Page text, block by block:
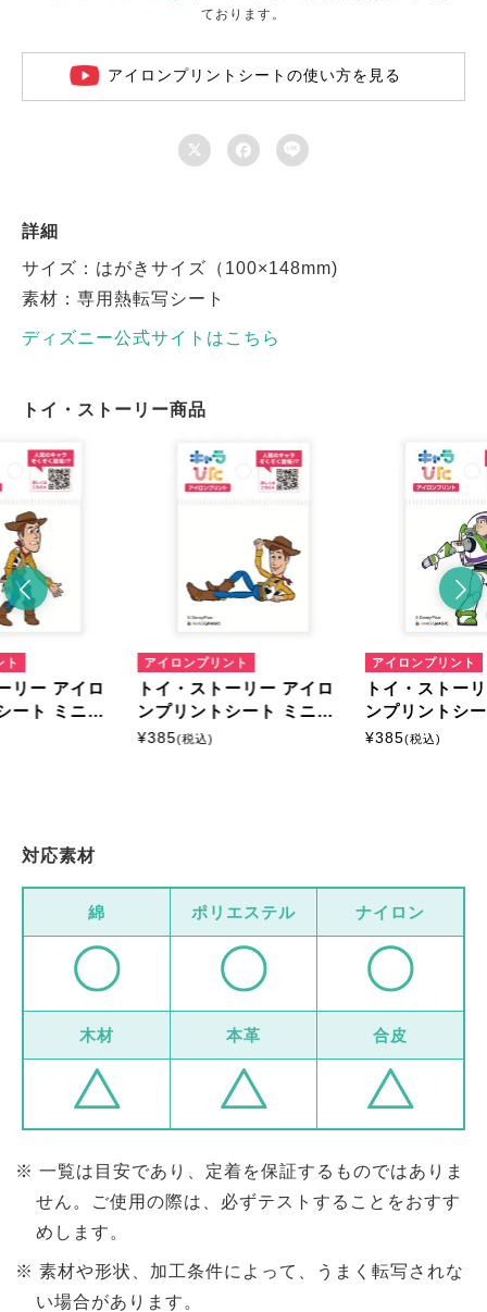
ております。
アイロンプリントシートの使い方を見る
  
詳細
サイズ：はがきサイズ（100×148mm)
素材：専用熱転写シート
ディズニー公式サイトはこちら
トイ・ストーリー商品
ト
リー アイロ
ート ミニサ
アイロンプリント
トイ・ストーリー アイロ
ンプリントシート ミニサ
イズ
¥385(税込)
アイロンプリント
トイ・ストー
ンプリントシ
イズ
¥385(税込)
対応素材
綿 ポリエステル ナイロン
木材 本革 合皮
一覧は目安であり、定着を保証するものではありま
せん。ご使用の際は、必ずテストすることをおすす
めします。
素材や形状、加工条件によって、うまく転写されな
い場合があります。